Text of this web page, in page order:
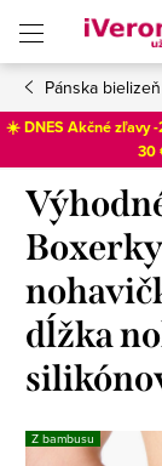
obsah
Pánska bielizeň
☀️ DNES Akčné zľavy
30
dĺžka
Z bambusu